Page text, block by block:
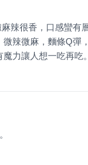
力讓人想一吃再吃。